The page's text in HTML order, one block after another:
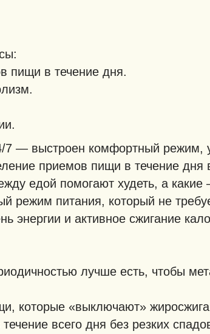
пищи в течение дня.
7 — выстроен комфортный
приемов пищи в течение дня
едой помогают худеть, а
режим питания, который не
энергии и активное сжигание
лучше есть, чтобы
которые «выключают»
всего дня без резких